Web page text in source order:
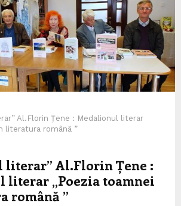
Al.Florin Țene : Medalionul literar
literatura română ”
literar” Al.Florin Țene :
literar „Poezia toamnei
română ”